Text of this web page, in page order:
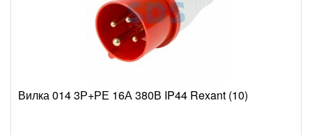
Вилка 014 3Р+РЕ 16А 380В IP44 Rexant (10)